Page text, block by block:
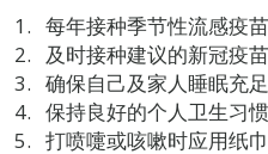
每年接种季节性流感疫苗
及时接种建议的新冠疫苗
确保自己及家人睡眠充
保持良好的个人卫生习
打喷嚏或咳嗽时应用纸